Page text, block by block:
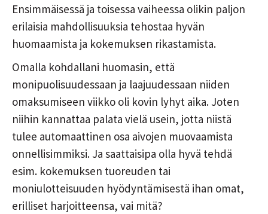
Ensimmäisessä ja toisessa vaiheessa olikin paljon
erilaisia mahdollisuuksia tehostaa hyvän
huomaamista ja kokemuksen rikastamista.
Omalla kohdallani huomasin, että
monipuolisuudessaan ja laajuudessaan niiden
omaksumiseen viikko oli kovin lyhyt aika. Joten
niihin kannattaa palata vielä usein, jotta niistä
tulee automaattinen osa aivojen muovaamista
onnellisimmiksi. Ja saattaisipa olla hyvä tehdä
esim. kokemuksen tuoreuden tai
moniulotteisuuden hyödyntämisestä ihan omat,
erilliset harjoitteensa, vai mitä?